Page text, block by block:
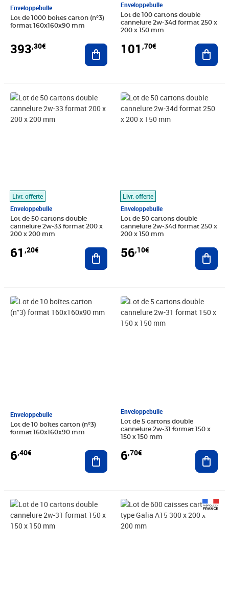
Enveloppebulle
Lot de 1000 boîtes carton (n°3)
format 160x160x90 mm
393,30€ Ajouter au panier
Enveloppebulle
Lot de 100 cartons double
cannelure 2w-34d format 250 x
200 x 150 mm
101 ,70€
Livr. offerte
Enveloppebulle
Lot de 50 cartons double
cannelure 2w-33 format 200 x
200 x 200 mm
61 ,20€
Prix 61,20€
Ajouter au panier
Livr. offerte
Enveloppebulle
Lot de 50 cartons double
cannelure 2w-34d format 250 x
200 x 150 mm
56,10€
Prix 56,10€
Enveloppebulle
Lot de 10 boîtes carton (n°3)
format 160x160x90 mm
6,40€
Prix 6,40€
Ajouter au panier
Enveloppebulle
Lot de 5 cartons double
cannelure 2w-31 format 150 x
150 x 150 mm
6,70€
Prix 6,70€
Prix 11,00€ Prix 273,58€